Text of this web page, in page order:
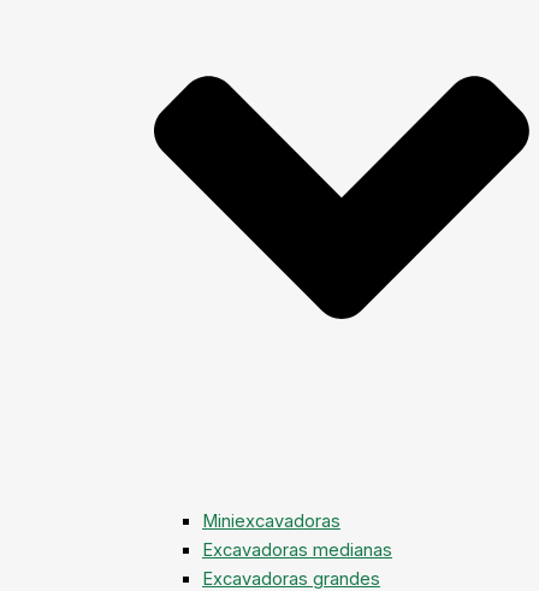
Miniexcavadoras
Excavadoras medianas
Excavadoras grandes